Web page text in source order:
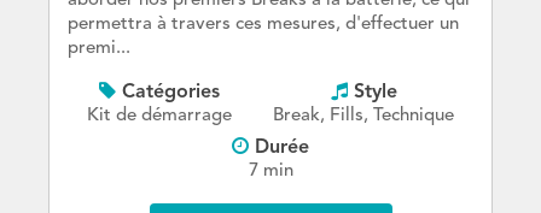
permettra à travers ces mesures, d'effectuer un
premi...
Catégories
Kit de démarrage
Style
Break, Fills, Technique
Durée
7 min